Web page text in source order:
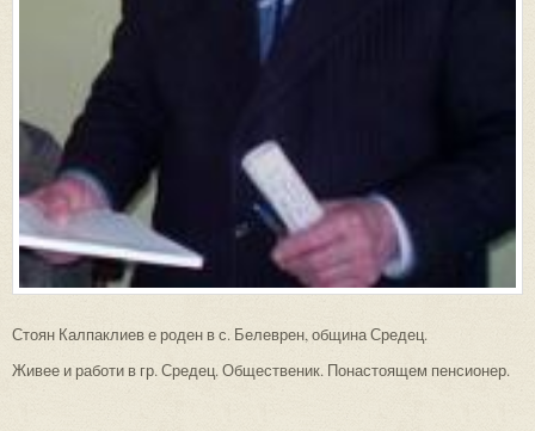
Стоян Калпаклиев е роден в с. Белеврен, община Средец.
Живее и работи в гр. Средец. Общественик. Понастоящем пенсионер.